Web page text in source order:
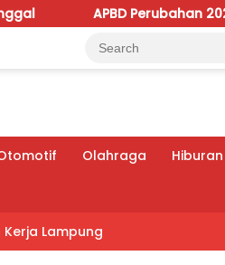
Perubahan 2026 Dipoles, Giri
Olahraga Hiburan
Lampung